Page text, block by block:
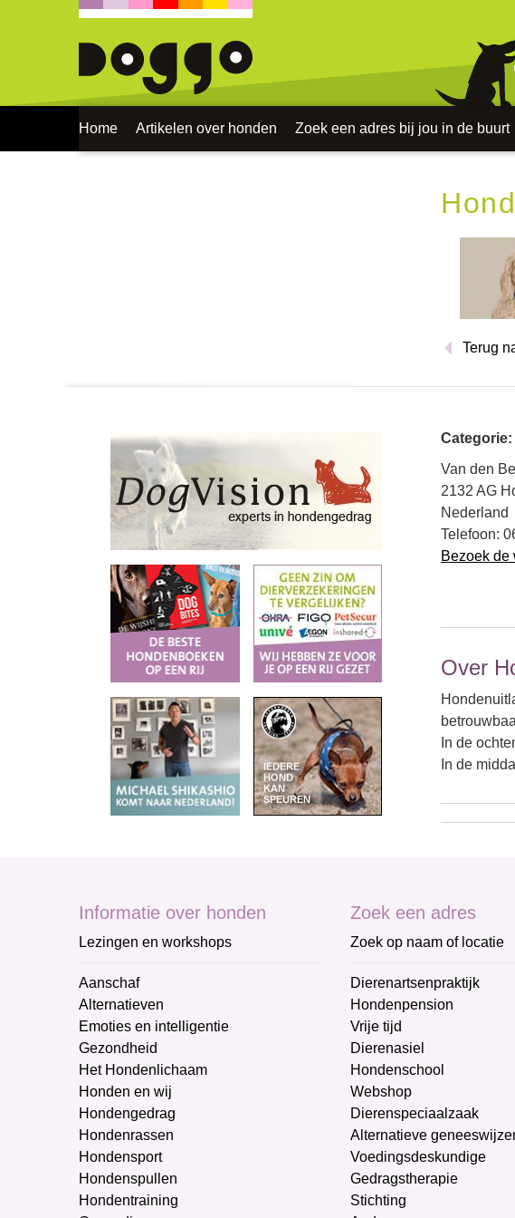
Home Artikelen over honden Zoek een adres bij jou in de buurt
Terug
Categorie:
Van den
2132 AG
Nederland
Telefoon:
Bezoek de
Over
In de
In de
Informatie over honden
Lezingen en workshops
Aanschaf
Alternatieven
Emoties en intelligentie
Gezondheid
Het Hondenlichaam
Honden en wij
Hondengedrag
Hondenrassen
Hondensport
Hondenspullen
Hondentraining
Zoek een adres
Zoek op naam of locatie
Dierenartsenpraktijk
Hondenpension
Vrije tijd
Dierenasiel
Hondenschool
Webshop
Dierenspeciaalzaak
Alternatieve
Voedingsdeskundige
Gedragstherapie
Stichting